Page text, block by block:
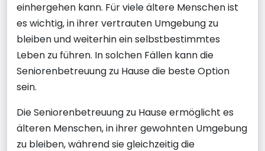
einhergehen kann. Für viele ältere Menschen ist
es wichtig, in ihrer vertrauten Umgebung zu
bleiben und weiterhin ein selbstbestimmtes
Leben zu führen. In solchen Fällen kann die
Seniorenbetreuung zu Hause die beste Option
sein.
Die Seniorenbetreuung zu Hause ermöglicht es
älteren Menschen, in ihrer gewohnten Umgebung
zu bleiben, während sie gleichzeitig die